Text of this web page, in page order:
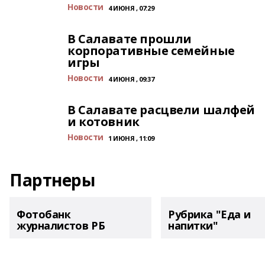
Новости 4 ИЮНЯ , 07:29
В Салавате прошли
корпоративные семейные
игры
Новости 4 ИЮНЯ , 09:37
В Салавате расцвели шалфей
и котовник
Новости 1 ИЮНЯ , 11:09
Партнеры
Фотобанк
журналистов РБ
Рубрика "Еда и
напитки"